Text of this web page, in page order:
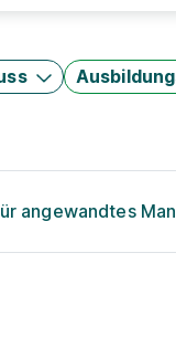
angewandtes